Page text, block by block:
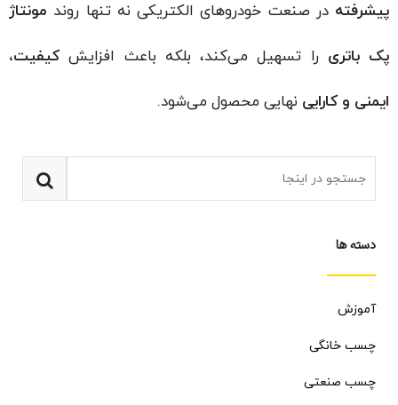
دسته ها
آموزش
چسب خانگی
چسب صنعتی
پیشرفتهدر صنعت خودروهای الکتریکی نه تنها روند مونتاژ
پک باتریرا تسهیل می‌کند، بلکه باعث افزایش کیفیت،
ایمنی و کارایینهایی محصول می‌شود.